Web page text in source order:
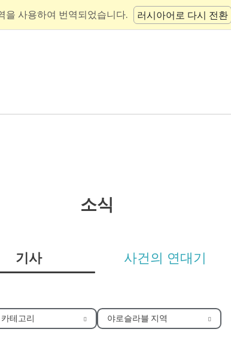
을 사용하여 번역되었습니다. 러시아어로 다시 전환
소식
기사 사건의 연대기
테고리 야로슬라블 지역